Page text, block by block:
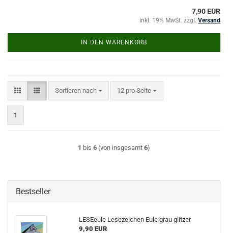
7,90 EUR
inkl. 19% MwSt. zzgl. Versand
IN DEN WARENKORB
Sortieren nach
Sortieren nach 12 pro Seite
pro Seite
1
1 bis 6 (von insgesamt 6)
Bestseller
LESEeule Lesezeichen Eule grau glitzer
9,90 EUR